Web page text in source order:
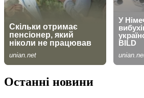
Останні новини